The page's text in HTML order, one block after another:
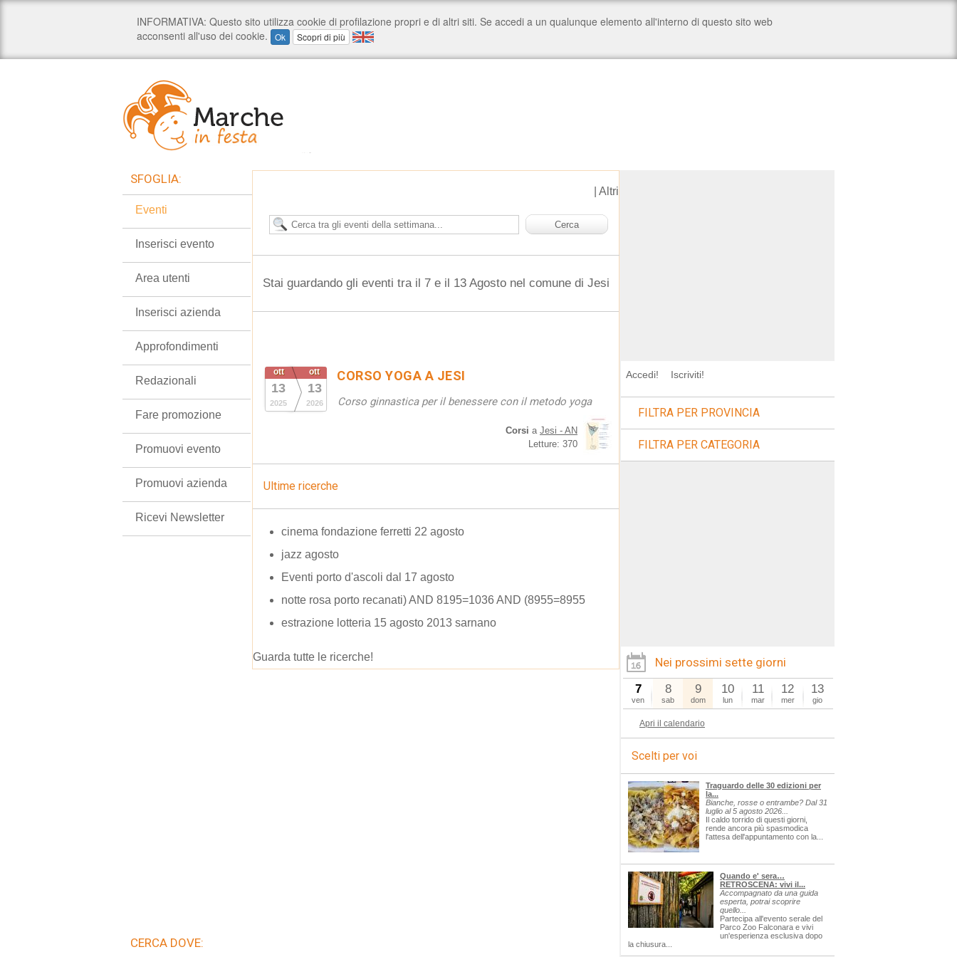
Altri
Stai guardando gli eventi tra il 7 e il 13 Agosto nel comune di Jesi
ott
13
2025
ott
13
2026
CORSO YOGA A JESI
Corso ginnastica per il benessere con il metodo yoga
Corsi a Jesi - AN
Letture: 370
Ultime ricerche
cinema fondazione ferretti 22 agosto
jazz agosto
Eventi porto d'ascoli dal 17 agosto
notte rosa porto recanati) AND 8195=1036 AND (8955=8955
estrazione lotteria 15 agosto 2013 sarnano
Guarda tutte le ricerche!
SFOGLIA:
Eventi
Inserisci evento
Area utenti
Inserisci azienda
Approfondimenti
Redazionali
Fare promozione
Promuovi evento
Promuovi azienda
Ricevi Newsletter
CERCA DOVE:
Accedi! Iscriviti!
FILTRA PER PROVINCIA
FILTRA PER CATEGORIA
Nei prossimi sette giorni
7
ven
8
sab
9
dom
10
lun
11
mar
12
mer
13
gio
Apri il calendario
Scelti per voi
Traguardo delle 30 edizioni per
la...
Bianche, rosse o entrambe? Dal 31
luglio al 5 agosto 2026...
Il caldo torrido di questi giorni,
rende ancora più spasmodica
l'attesa dell'appuntamento con la...
Quando e' sera…
RETROSCENA: vivi il...
Accompagnato da una guida
esperta, potrai scoprire
quello...
Partecipa all'evento serale del
Parco Zoo Falconara e vivi
un'esperienza esclusiva dopo
la chiusura...